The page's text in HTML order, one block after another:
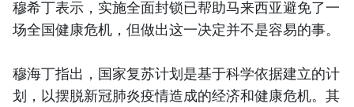
穆希丁表示，实施全面封锁已帮助马来西亚避免了一
场全国健康危机，但做出这一决定并不是容易的事。
穆海丁指出，国家复苏计划是基于科学依据建立的计
划，以摆脱新冠肺炎疫情造成的经济和健康危机。其